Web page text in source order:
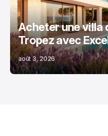
Acheter une villa
Tropez avec
août 3, 2026